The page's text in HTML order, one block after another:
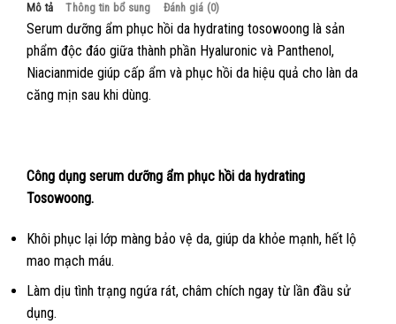
Mô tả Thông tin bổ sung Đánh giá (0)
Serum dưỡng ẩm phục hồi da hydrating tosowoong là sản
phẩm độc đáo giữa thành phần Hyaluronic và Panthenol,
Niacianmide giúp cấp ẩm và phục hồi da hiệu quả cho làn da
căng mịn sau khi dùng.
Công dụng serum dưỡng ẩm phục hồi da hydrating
Tosowoong.
Khôi phục lại lớp màng bảo vệ da, giúp da khỏe mạnh, hết lộ
mao mạch máu.
Làm dịu tình trạng ngứa rát, châm chích ngay từ lần đầu sử
dụng.